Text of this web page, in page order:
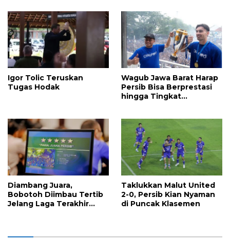
Igor Tolic Teruskan
Tugas Hodak
Wagub Jawa Barat Harap
Persib Bisa Berprestasi
hingga Tingkat
Diambang Juara,
Bobotoh Diimbau Tertib
Jelang Laga Terakhir
Taklukkan Malut United
2-0, Persib Kian Nyaman
di Puncak Klasemen